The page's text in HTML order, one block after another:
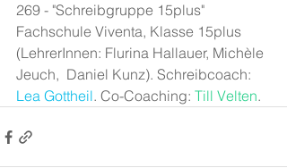
269 - "Schreibgruppe 15plus"
Fachschule Viventa, Klasse 15plus
(LehrerInnen: Flurina Hallauer, Michèle
Jeuch,  Daniel Kunz). Schreibcoach:
Lea Gottheil. Co-Coaching: Till Velten.